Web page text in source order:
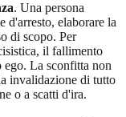
. Una persona
d'arresto, elaborare la
di scopo. Per
il fallimento
ego. La sconfitta non
invalidazione di tutto
o a scatti d'ira.